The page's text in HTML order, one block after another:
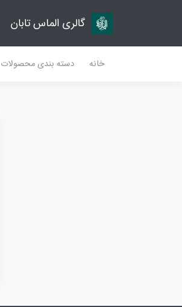
گالری الماس تابان
خانه دسته بندی محصولات